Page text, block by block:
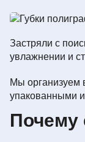
Застряли с
увлажнении и
Мы организуем
упакованными
Почему